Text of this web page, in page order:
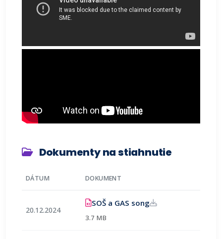
Dokumenty na stiahnutie
DÁTUM DOKUMENT
20.12.2024
SOŠ a GAS song(otvorí sa v novom
3.7 MB